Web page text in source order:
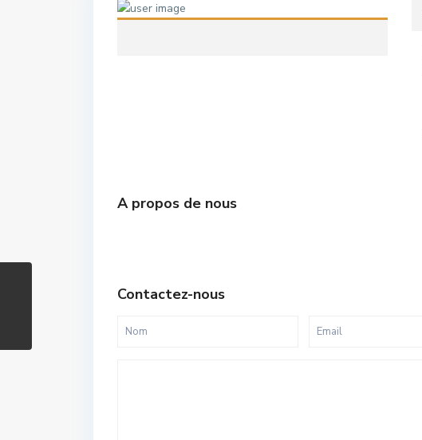
A propos de nous
Contactez-nous